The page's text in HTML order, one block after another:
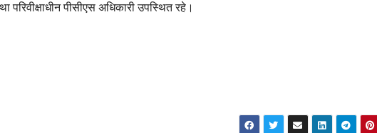
पीसीएस अधिकारी उपस्थित रहे।